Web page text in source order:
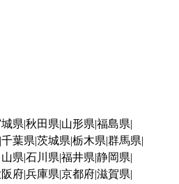
県 秋田県 山形県 福島県
千葉県 茨城県 栃木県 群馬県
県 石川県 福井県 静岡県
府兵庫県 京都府滋賀県